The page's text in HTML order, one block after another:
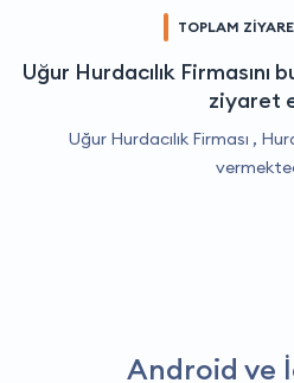
TOPLAM
Uğur Hurdacılık Firmasını
ziyaret
Uğur Hurdacılık Firması ,
Android ve